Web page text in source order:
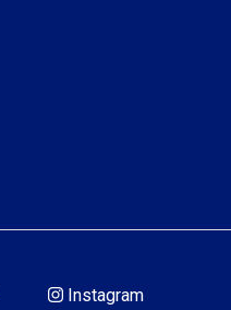
Instagram